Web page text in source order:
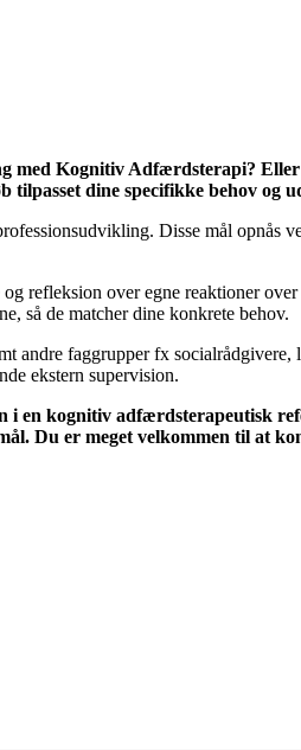
med Kognitiv Adfærdsterapi?
dine specifikke behov og
Disse mål
refleksion over egne reaktioner
så de matcher dine konkrete behov.
andre faggrupper fx
ekstern supervision.
en kognitiv adfærdsterapeutisk
Du er meget velkommen til at